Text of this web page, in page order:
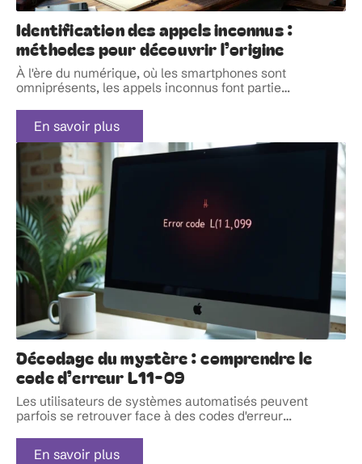
Identification des appels inconnus :
méthodes pour découvrir l’origine
À l'ère du numérique, où les smartphones sont
omniprésents, les appels inconnus font partie…
En savoir plus
Décodage du mystère : comprendre le
code d’erreur L11-09
Les utilisateurs de systèmes automatisés peuvent
parfois se retrouver face à des codes d'erreur…
En savoir plus